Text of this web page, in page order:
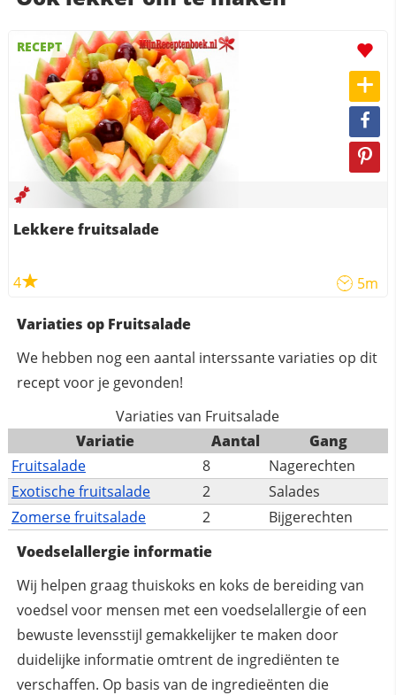
RECEPT
Lekkere fruitsalade
4 5m
Variaties op Fruitsalade
We hebben nog een aantal interssante variaties op dit
recept voor je gevonden!
Variaties van Fruitsalade
Variatie
Aantal
Gang
Fruitsalade
8
Nagerechten
Exotische fruitsalade
2
Salades
Zomerse fruitsalade
2
Bijgerechten
Voedselallergie informatie
Wij helpen graag thuiskoks en koks de bereiding van
voedsel voor mensen met een voedselallergie of een
bewuste levensstijl gemakkelijker te maken door
duidelijke informatie omtrent de ingrediënten te
verschaffen. Op basis van de ingredieënten die